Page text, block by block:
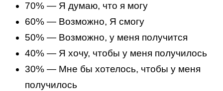
70% — Я думаю, что я могу
60% — Возможно, Я смогу
50% — Возможно, у меня получится
40% — Я хочу, чтобы у меня получилось
30% — Мне бы хотелось, чтобы у меня
получилось